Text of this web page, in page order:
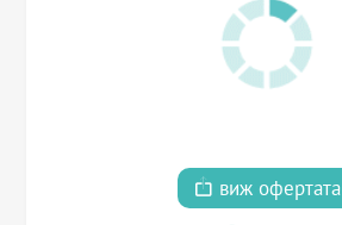
виж офертата